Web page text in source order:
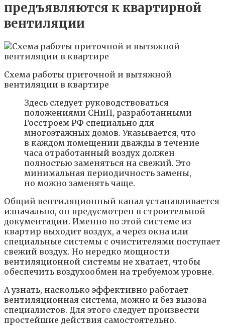
предъявляются к квартирной
вентиляции
Схема работы приточной и вытяжной
вентиляции в квартире
Здесь следует руководствоваться
положениями СНиП, разработанными
Госстроем РФ специально для
многоэтажных домов. Указывается, что
в каждом помещении дважды в течение
часа отработанный воздух должен
полностью заменяться на свежий. Это
минимальная периодичность замены,
но можно заменять чаще.
Общий вентиляционный канал устанавливается
изначально, он предусмотрен в строительной
документации. Именно по этой системе из
квартир выходит воздух, а через окна или
специальные системы с очистителями поступает
свежий воздух. Но нередко мощности
вентиляционной системы не хватает, чтобы
обеспечить воздухообмен на требуемом уровне.
А узнать, насколько эффективно работает
вентиляционная система, можно и без вызова
специалистов. Для этого следует произвести
простейшие действия самостоятельно.